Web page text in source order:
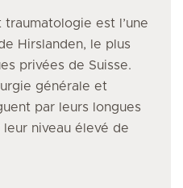
traumatologie est l’une
Hirslanden, le plus
privées de Suisse.
générale et
par leurs longues
leur niveau élevé de